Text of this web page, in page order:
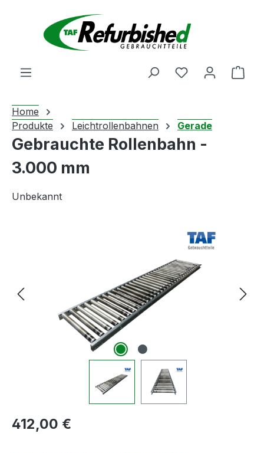
Zum Hauptinhalt springen
Du hast 0
Home
Produkte
Leichtrollenbahnen Gerade
Gebrauchte Rollenbahn -
3.000 mm
Unbekannt
Regulärer Preis:
412,00 €